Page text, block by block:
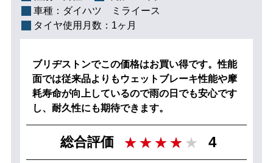
車種： ダイハツ ミライース
タイヤ使用月数： 1ヶ月
ブリヂストンでこの価格はお買い得です。性能
面では従来品よりもウェットブレーキ性能や摩
耗寿命が向上しているので雨の日でも安心です
し、耐久性にも期待できます。
総合評価 4